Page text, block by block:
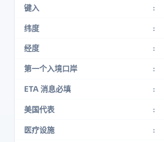
键入 :
纬度 :
经度 :
第一个入境口岸 :
ETA 消息必填 :
美国代表 :
医疗设施 :